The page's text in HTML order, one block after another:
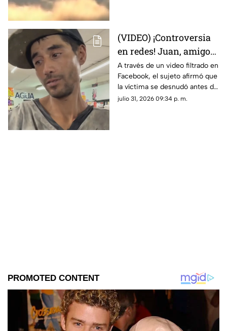
(VIDEO) ¡Controversia
en redes! Juan, amigo
de José Bélico, habría
movido un cadáver que
cayó en su dique
A través de un video filtrado en
Facebook, el sujeto afirmó que
la víctima se desnudó antes de
caer y justificó haber movido
julio 31, 2026 09:34 p. m.